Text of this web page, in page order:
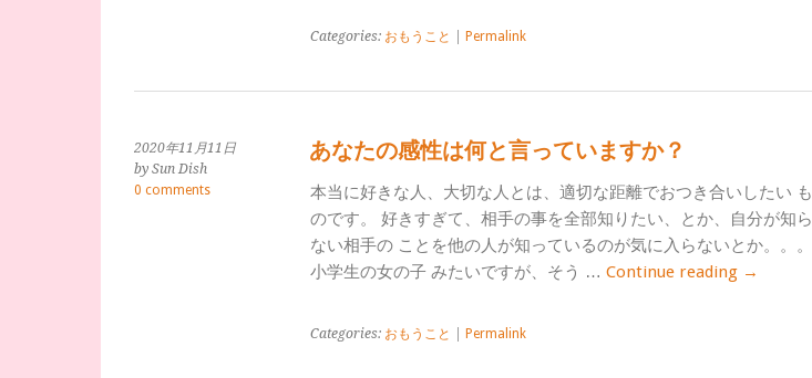
Categories: おもうこと Permalink
2020年11月11日
by Sun Dish
0 comments
あなたの感性は何と言っていますか？
本当に好きな人、大切な人とは、適切な距離でおつき合いしたい も
のです。 好きすぎて、相手の事を全部知りたい、とか、自分が知ら
ない相手の ことを他の人が知っているのが気に入らないとか。。。
小学生の女の子 みたいですが、そう … Continue reading →
Categories: おもうこと Permalink